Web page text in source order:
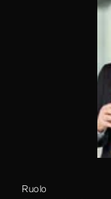
Ruolo